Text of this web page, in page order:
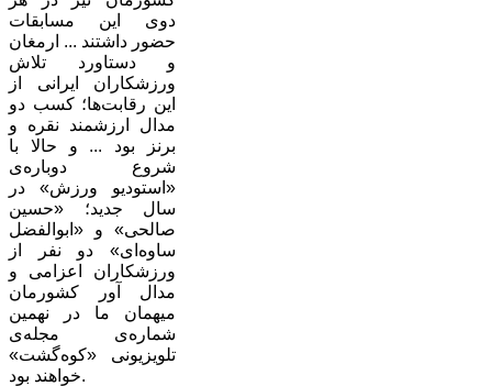
دوی این مسابقات
حضور داشتند ... ارمغان
و دستاورد تلاش
ورزشکاران ایرانی از
این رقابت‌ها؛ کسب دو
مدال ارزشمند نقره و
برنز بود ... و حالا با
شروع دوباره‌ی
«استودیو ورزش» در
سال جدید؛ «حسین
صالحی»‌ و «ابوالفضل
ساوه‌ای» دو نفر از
ورزشکاران اعزامی و
مدال آور کشورمان
میهمان ما در نهمین
شماره‌ی مجله‌ی
تلویزیونی «کوه‌گشت»
خواهند بود.